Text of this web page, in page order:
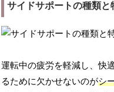
サイドサポートの種類と
運転中の疲労を軽減し、快
るために欠かせないのがシ